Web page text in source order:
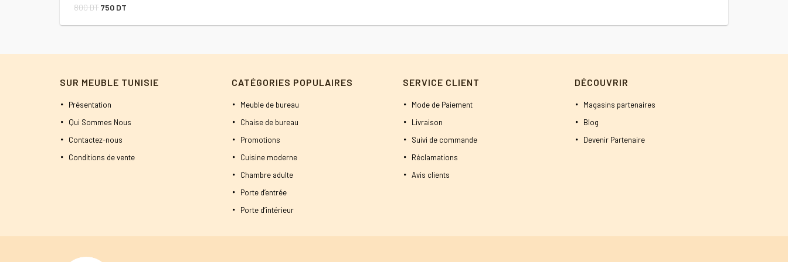
800DTLe
prix
750 DT
prix
SUR MEUBLE TUNISIE
Présentation
Qui Sommes Nous
Contactez-nous
Conditions de vente
CATÉGORIES POPULAIRES
Meuble de bureau
Chaise de bureau
Promotions
Cuisine moderne
Chambre adulte
Porte d’entrée
Porte d’intérieur
SERVICE CLIENT
Mode de Paiement
Livraison
Suivi de commande
Réclamations
Avis clients
DÉCOUVRIR
Magasins partenaires
Blog
Devenir Partenaire